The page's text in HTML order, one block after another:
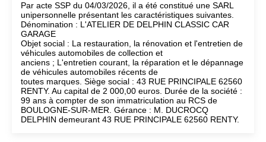
Par acte SSP du 04/03/2026, il a été constitué une SARL
unipersonnelle présentant les caractéristiques suivantes.
Dénomination : L'ATELIER DE DELPHIN CLASSIC CAR
GARAGE
Objet social : La restauration, la rénovation et l'entretien de
véhicules automobiles de collection et
anciens ; L'entretien courant, la réparation et le dépannage
de véhicules automobiles récents de
toutes marques. Siège social : 43 RUE PRINCIPALE 62560
RENTY. Au capital de 2 000,00 euros. Durée de la société :
99 ans à compter de son immatriculation au RCS de
BOULOGNE-SUR-MER. Gérance : M. DUCROCQ
DELPHIN demeurant 43 RUE PRINCIPALE 62560 RENTY.